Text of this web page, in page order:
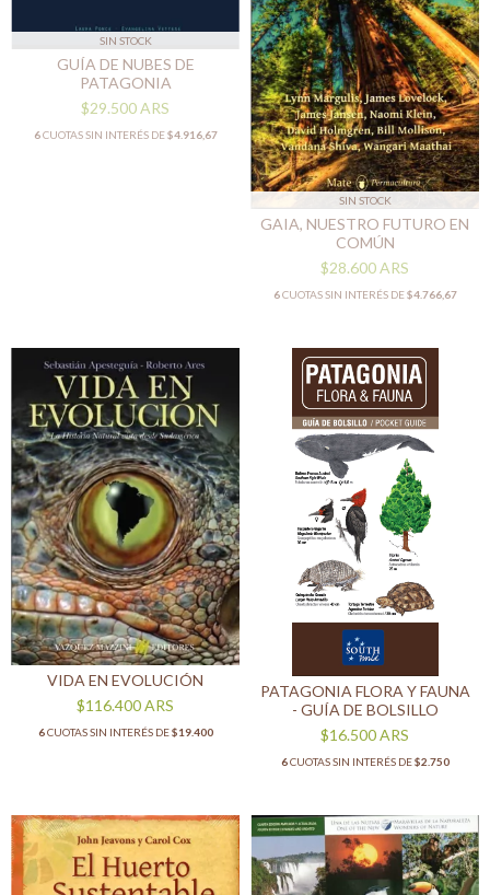
SIN STOCK
GUÍA DE NUBES DE
PATAGONIA
$29.500ARS
6CUOTAS SIN INTERÉS DE$4.916,67
SIN STOCK
GAIA, NUESTRO FUTURO EN
COMÚN
$28.600ARS
6CUOTAS SIN INTERÉS DE$4.766,67
VIDA EN EVOLUCIÓN
$116.400ARS
6CUOTAS SIN INTERÉS DE$19.400
PATAGONIA FLORA Y FAUNA
- GUÍA DE BOLSILLO
$16.500ARS
6CUOTAS SIN INTERÉS DE$2.750